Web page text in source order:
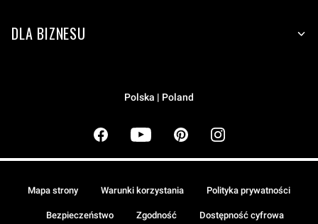
DLA BIZNESU
Polska | Poland
Mapa strony Warunki korzystania Polityka prywatności
Bezpieczeństwo Zgodność Dostępność cyfrowa